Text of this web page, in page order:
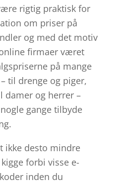
rigtig praktisk for
om priser på
og med det motiv
firmaer været
på mange
til drenge og piger,
damer og herrer –
gange tilbyde
ikke desto mindre
forbi visse e-
inden du